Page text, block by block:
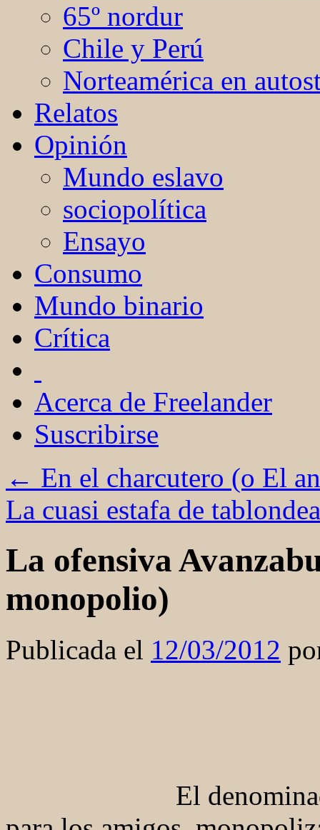
65º nordur
Chile y Perú
Norteamérica en
Relatos
Opinión
Mundo eslavo
sociopolítica
Ensayo
Consumo
Mundo binario
Crítica
Acerca de Freelander
Suscribirse
← En el charcutero (o El
La cuasi estafa de
La ofensiva
monopolio)
Publicada el 12/03/2012
El